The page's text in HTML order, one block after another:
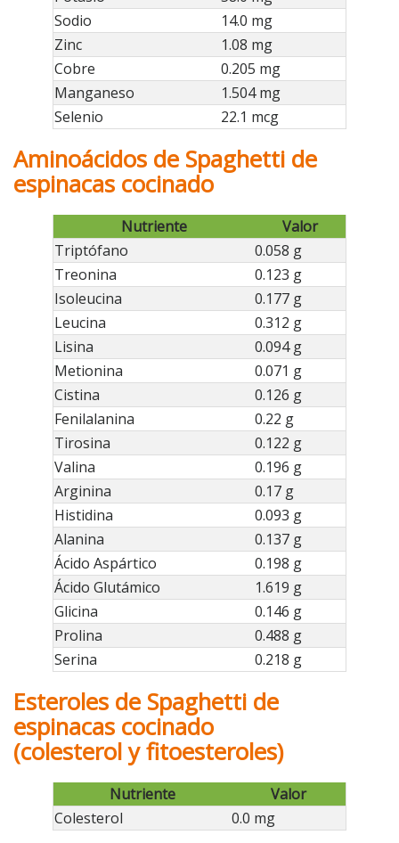
Sodio
14.0 mg
Zinc
1.08 mg
Cobre
0.205 mg
Manganeso
1.504 mg
Selenio
22.1 mcg
Aminoácidos de Spaghetti de
espinacas cocinado
Nutriente
Valor
Triptófano
0.058 g
Treonina
0.123 g
Isoleucina
0.177 g
Leucina
0.312 g
Lisina
0.094 g
Metionina
0.071 g
Cistina
0.126 g
Fenilalanina
0.22 g
Tirosina
0.122 g
Valina
0.196 g
Arginina
0.17 g
Histidina
0.093 g
Alanina
0.137 g
Ácido Aspártico
0.198 g
Ácido Glutámico
1.619 g
Glicina
0.146 g
Prolina
0.488 g
Serina
0.218 g
Esteroles de Spaghetti de
espinacas cocinado
(colesterol y fitoesteroles)
Nutriente
Valor
Colesterol
0.0 mg